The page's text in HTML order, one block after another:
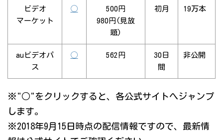
ビデオ
マーケット
◯
500円
980円(見放
題)
初月 19万本
auビデオパ
ス
◯ 562円
30日
間
非公開
※"○"をクリックすると、各公式サイトへジャンプ
します。
※2018年9月15日時点の配信情報ですので、最新情